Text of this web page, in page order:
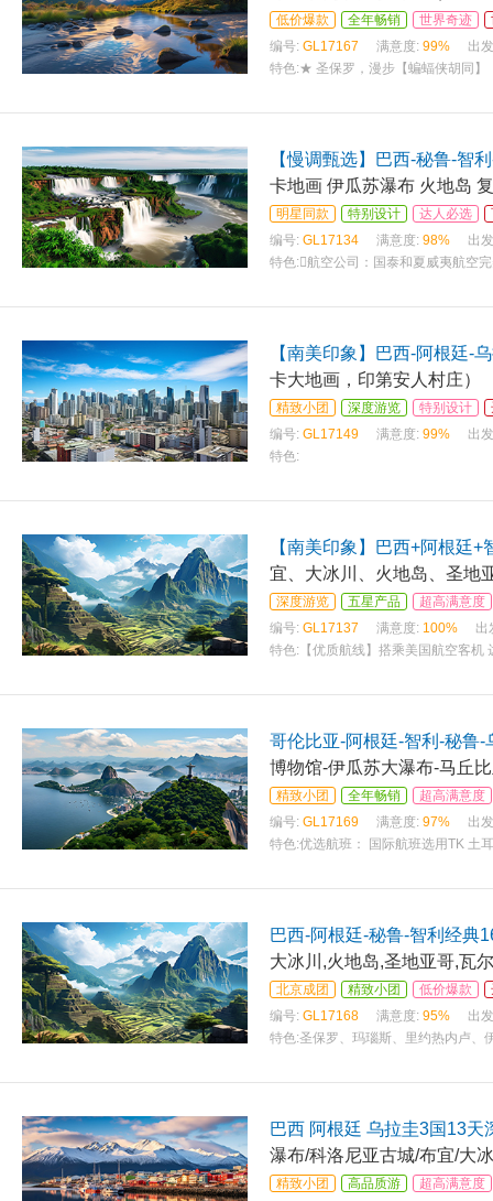
低价爆款 全年畅销 世界奇迹
编号: GL17167 满意度: 99%
出
特色:★ 圣保罗，漫步【蝙蝠侠胡同
【慢调甄选】巴西-秘鲁-智
卡地画 伊瓜苏瀑布 火地岛
明星同款 特别设计 达人必选
编号: GL17134 满意度: 98%
出
特色: 航空公司：国泰和夏威夷航空
【南美印象】巴西-阿根廷-
卡大地画，印第安人村庄）
精致小团 深度游览 特别设计
编号: GL17149 满意度: 99%
出
特色:
【南美印象】巴西+阿根廷+
宜、大冰川、火地岛、圣地
深度游览 五星产品
超高满意度
编号: GL17137 满意度: 100%
出
特色: 【优质航线】搭乘美国航空客
哥伦比亚-阿根廷-智利-秘鲁-
博物馆-伊瓜苏大瀑布-马丘
精致小团 全年畅销
超高满意度
编号: GL17169 满意度: 97%
出
特色:优选航班： 国际航班选用TK 土
巴西-阿根廷-秘鲁-智利经典
大冰川,火地岛,圣地亚哥,瓦
北京成团 精致小团 低价爆款
编号: GL17168 满意度: 95%
出
特色:圣保罗、玛瑙斯、里约热内卢、
巴西 阿根廷 乌拉圭3国13天
瀑布/科洛尼亚古城/布宜/大
精致小团 高品质游
超高满意度